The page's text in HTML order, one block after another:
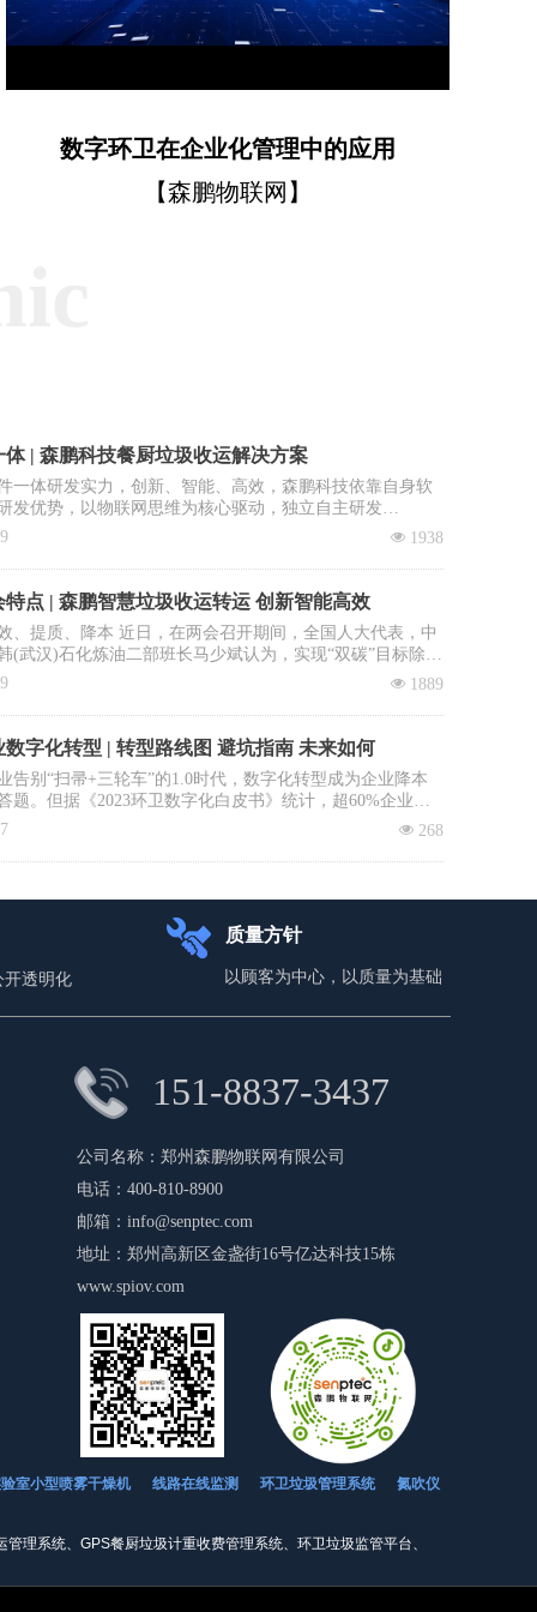
数字环卫在企业化管理中的应用
【森鹏物联网】
体 | 森鹏科技餐厨垃圾收运解决方案
一体研发实力，创新、智能、高效，森鹏科技依靠自身软
发优势，以物联网思维为核心驱动，独立自主研发
慧环卫2.0管理平台”，餐厨垃圾收运系统是该平台核心子
넶 1938
特点 | 森鹏智慧垃圾收运转运 创新智能高效
、提质、降本 近日，在两会召开期间，全国人大代表，中
(武汉)石化炼油二部班长马少斌认为，实现“双碳”目标除了
行转型升级和科技创新外，全民参与也必不可少，并就此
学教授李景虹则建议政府鼓励回收企业与环卫系统合作，
集运营成本。
넶 1889
数字化转型 | 转型路线图 避坑指南 未来如何
告别“扫帚+三轮车”的1.0时代，数字化转型成为企业降本
题。但据《2023环卫数字化白皮书》统计，超60%企业投
见实效：数据失真、系统闲置、员工抵触……如何避免重
“数字环卫攻坚战”。
넶 268
公司名称： 郑州森鹏物联网有限公司
电话： 400-810-8900
邮箱： info@senptec.com
地址： 郑州高新区金盏街16号亿达科技15栋
www.spiov.com
理系统、GPS餐厨垃圾计重收费管理系统、环卫垃圾监管平台、
开透明化 以顾客为中心，以质量为基础
质量方针
151-8837-3437
室小型喷雾干燥机 线路在线监测 环卫垃圾管理系统 氮吹仪